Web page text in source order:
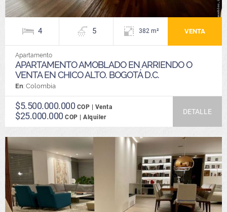
4 5 382 m² VENTA
Apartamento
APARTAMENTO AMOBLADO EN ARRIENDO O
VENTA EN CHICO ALTO. BOGOTÁ D.C.
En: Colombia
$5.500.000.000 COP | Venta
$25.000.000 COP | Alquiler
DETALLE